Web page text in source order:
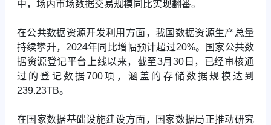
中，场内市场数据交易规模同比实现翻番。
在公共数据资源开发利用方面，我国数据资源生产总量
持续攀升，2024年同比增幅预计超过20%。国家公共数
据资源登记平台上线以来，截至3月30日，已经审核通
过的登记数据700项，涵盖的存储数据规模达到
239.23TB。
在国家数据基础设施建设方面，国家数据局正推动研究